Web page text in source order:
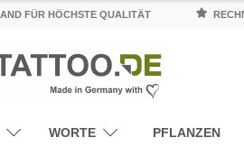
FÜR HÖCHSTE QUALITÄT
WORTE PFLANZEN